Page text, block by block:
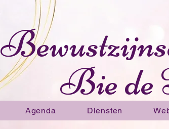
Bie de
Agenda Diensten